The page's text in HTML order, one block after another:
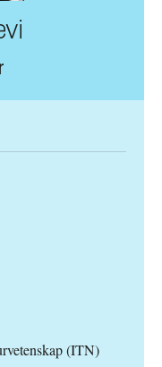
(ITN)